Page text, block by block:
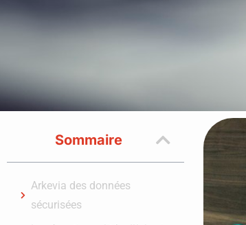
Sommaire
Arkevia des données
sécurisées